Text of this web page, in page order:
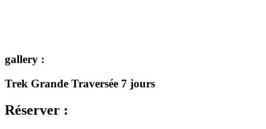
gallery :
Trek Grande Traversée 7 jours
Réserver :